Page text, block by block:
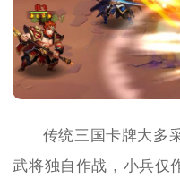
传统三国卡牌大多
武将独自作战，小兵仅